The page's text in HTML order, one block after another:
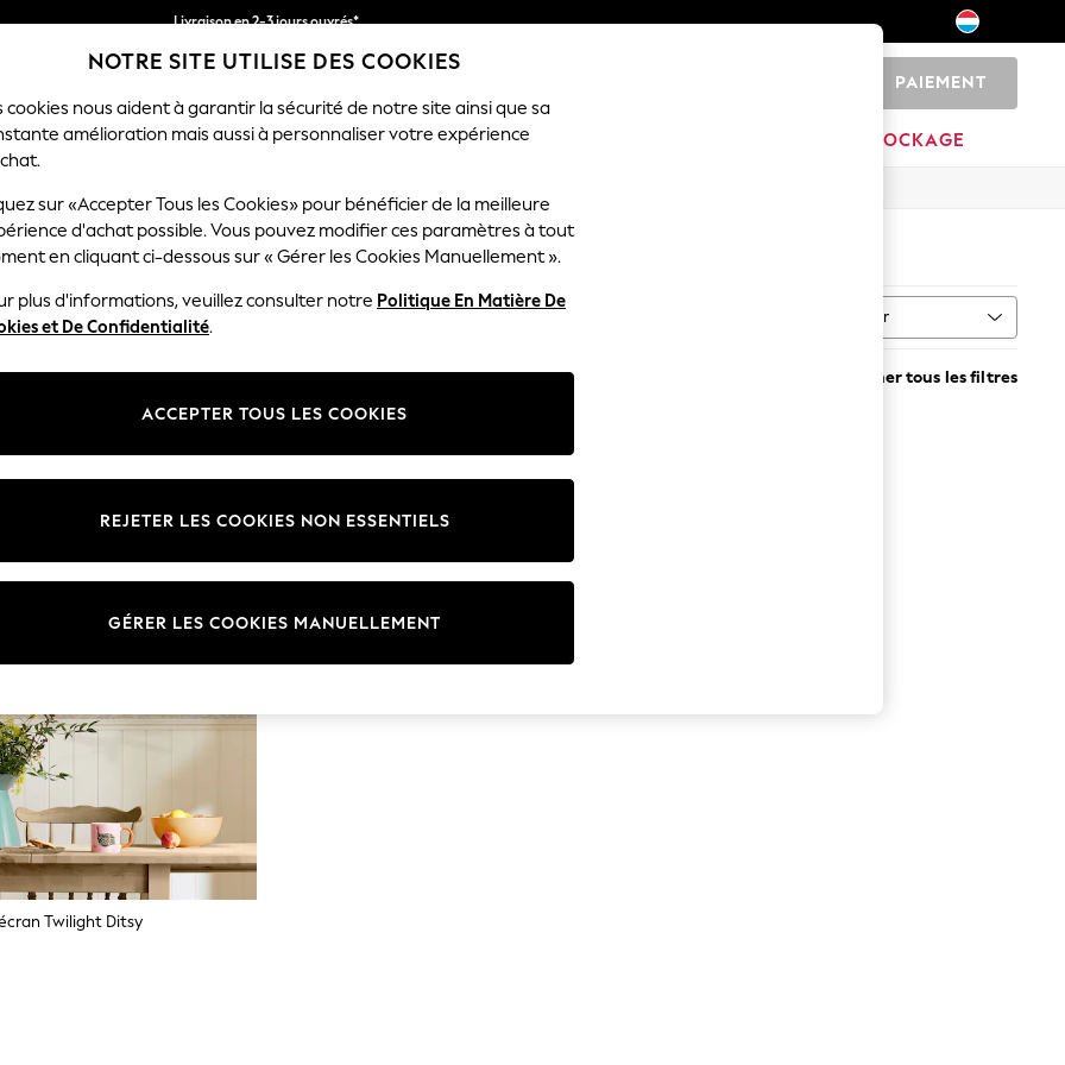
Livraison en 2-3 jours ouvrés*
Retours faciles*
PAIEMENT
BÉBÉ FEMME HOMME MAISON DÉSTOCKAGE
HOME WALLPAPER CREAM(2)
Trier
Supprimer tous les filtres
Twilight Ditsy
NOTRE SITE UTILISE DES COOKIES
cookies nous aident à garantir la sécurité de notre site ainsi que sa
amélioration mais aussi à personnaliser votre expérience
sur «Accepter Tous les Cookies» pour bénéficier de la meilleure
d'achat possible. Vous pouvez modifier ces paramètres à tout
en cliquant ci-dessous sur « Gérer les Cookies Manuellement ».
plus d'informations, veuillez consulter notre Politique En Matière De
et De Confidentialité.
ACCEPTER TOUS LES COOKIES
GÉRER LES COOKIES MANUELLEMENT
REJETER LES COOKIES NON ESSENTIELS